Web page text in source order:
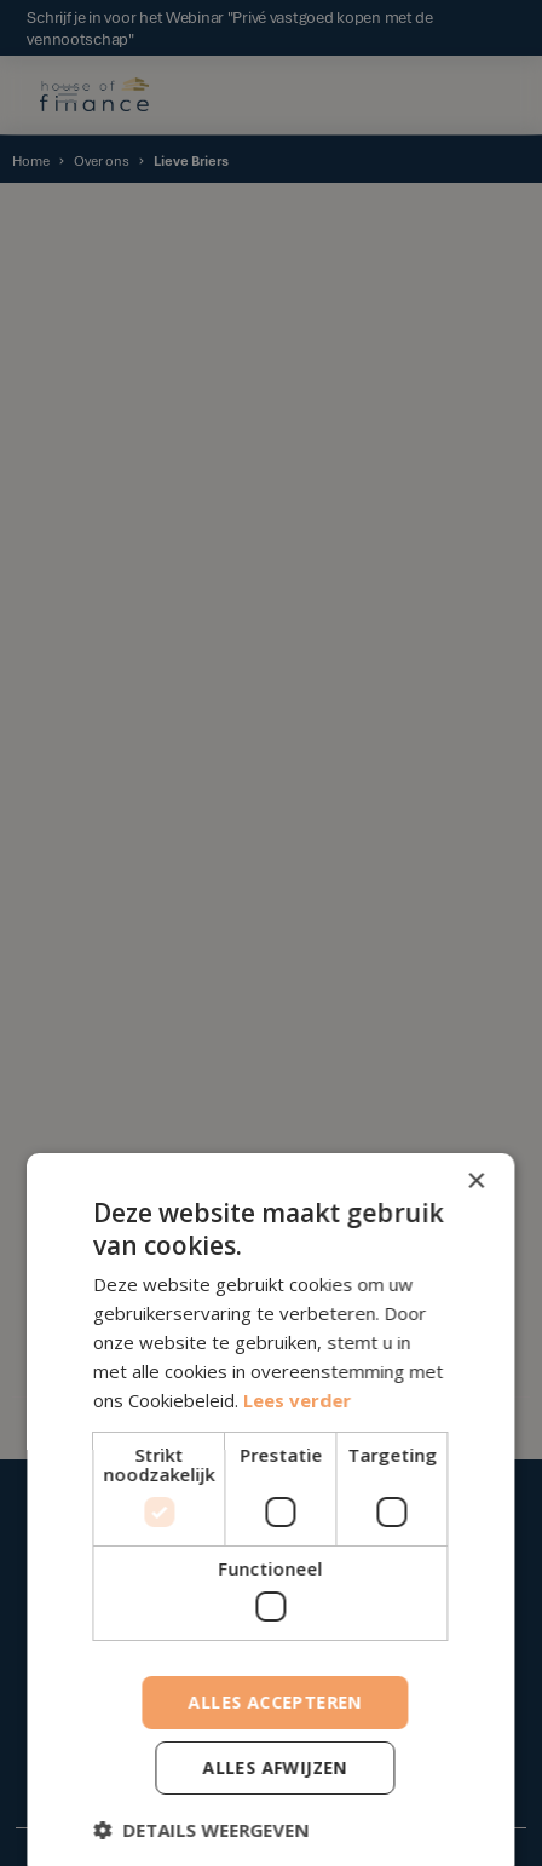
Schrijf je in voor het Webinar "Privé vastgoed kopen met de
vennootschap"
Home Over ons Lieve Briers
Lees de bijdragen vanLieve Briers
Voorlopig heeft deze auteur nog geen bijdrage
geschreven. Kom binnenkort terug voor meer kennis!
016 79 53 00
info@houseoffinance.be
Mombeekdreef 38, 3500 Hasselt
BTW nummer : 0730 787 211
×
Deze website maakt gebruik
van cookies.
Deze website gebruikt cookies om uw
gebruikerservaring te verbeteren. Door
onze website te gebruiken, stemt u in
met alle cookies in overeenstemming met
ons Cookiebeleid. Lees verder
Strikt
noodzakelijk
Prestatie Targeting
Functioneel
ALLES ACCEPTEREN
ALLES AFWIJZEN
DETAILS WEERGEVEN